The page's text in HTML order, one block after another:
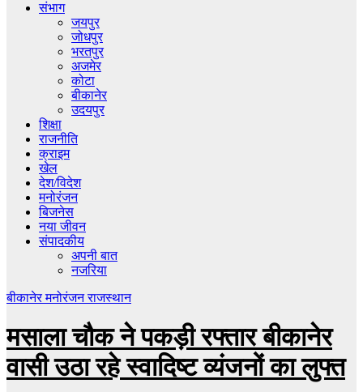
संभाग
जयपुर
जोधपुर
भरतपुर
अजमेर
कोटा
बीकानेर
उदयपुर
शिक्षा
राजनीति
क्राइम
खेल
देश/विदेश
मनोरंजन
बिजनेस
नया जीवन
संपादकीय
अपनी बात
नजरिया
बीकानेरमनोरंजनराजस्थान
मसाला चौक ने पकड़ी रफ्तार बीकानेर
वासी उठा रहे स्वादिष्ट व्यंजनों का लुफ्त